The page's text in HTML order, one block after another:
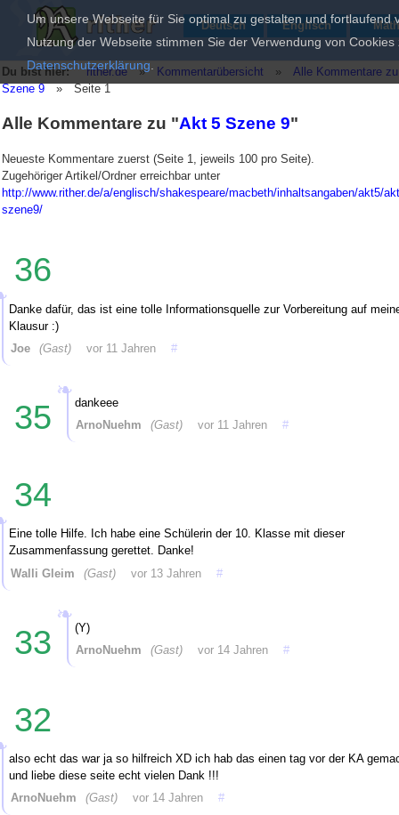
Deutsch Englisch
Du bist hier: rither.de » Kommentarübersicht »
Alle Kommentare
Szene 9
» Seite 1
Alle Kommentare zu "Akt 5 Szene 9"
Neueste Kommentare zuerst (Seite 1, jeweils 100 pro Seite).
Zugehöriger Artikel/Ordner erreichbar unter
http://www.rither.de/a/englisch/shakespeare/macbeth/inhaltsangaben/akt5/
szene9/
36
Danke dafür, das ist eine tolle Informationsquelle zur Vorbereitung auf
Klausur :)
Joe
(Gast) vor 11 Jahren #
35
dankeee
ArnoNuehm
(Gast) vor 11 Jahren #
34
Eine tolle Hilfe. Ich habe eine Schülerin der 10. Klasse mit dieser
Zusammenfassung gerettet. Danke!
Walli Gleim
(Gast) vor 13 Jahren #
33
(Y)
ArnoNuehm
(Gast) vor 14 Jahren #
32
also echt das war ja so hilfreich XD ich hab das einen tag vor der KA
und liebe diese seite echt vielen Dank !!!
ArnoNuehm
(Gast) vor 14 Jahren #
Um unsere Webseite für Sie optimal zu gestalten und
Nutzung der Webseite stimmen Sie der Verwendung von
Datenschutzerklärung.